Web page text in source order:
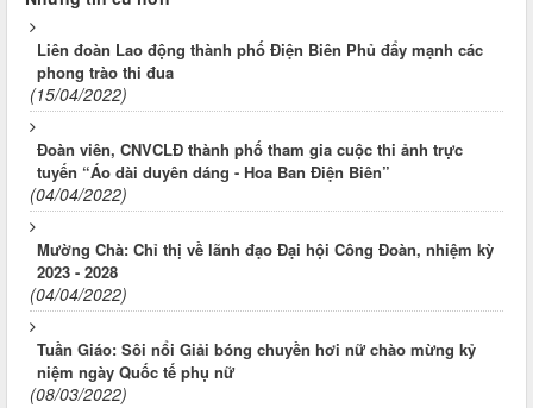
Liên đoàn Lao động thành phố Điện Biên Phủ đẩy mạnh các
phong trào thi đua
(15/04/2022)
Đoàn viên, CNVCLĐ thành phố tham gia cuộc thi ảnh trực
tuyến “Áo dài duyên dáng - Hoa Ban Điện Biên”
(04/04/2022)
Mường Chà: Chỉ thị về lãnh đạo Đại hội Công Đoàn, nhiệm kỳ
2023 - 2028
(04/04/2022)
Tuần Giáo: Sôi nổi Giải bóng chuyền hơi nữ chào mừng kỷ
niệm ngày Quốc tế phụ nữ
(08/03/2022)